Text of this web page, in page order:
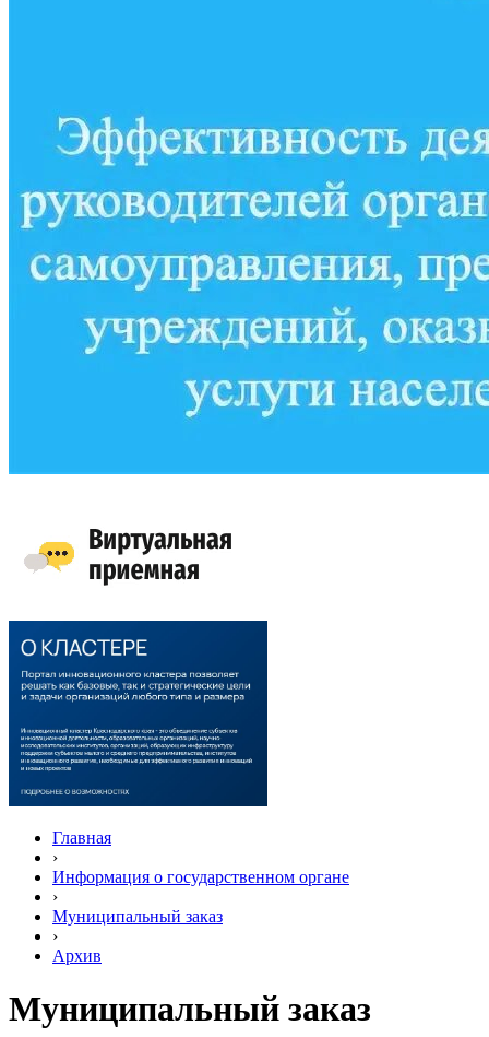
Главная
›
Информация о государственном органе
›
Муниципальный заказ
›
Архив
Муниципальный заказ